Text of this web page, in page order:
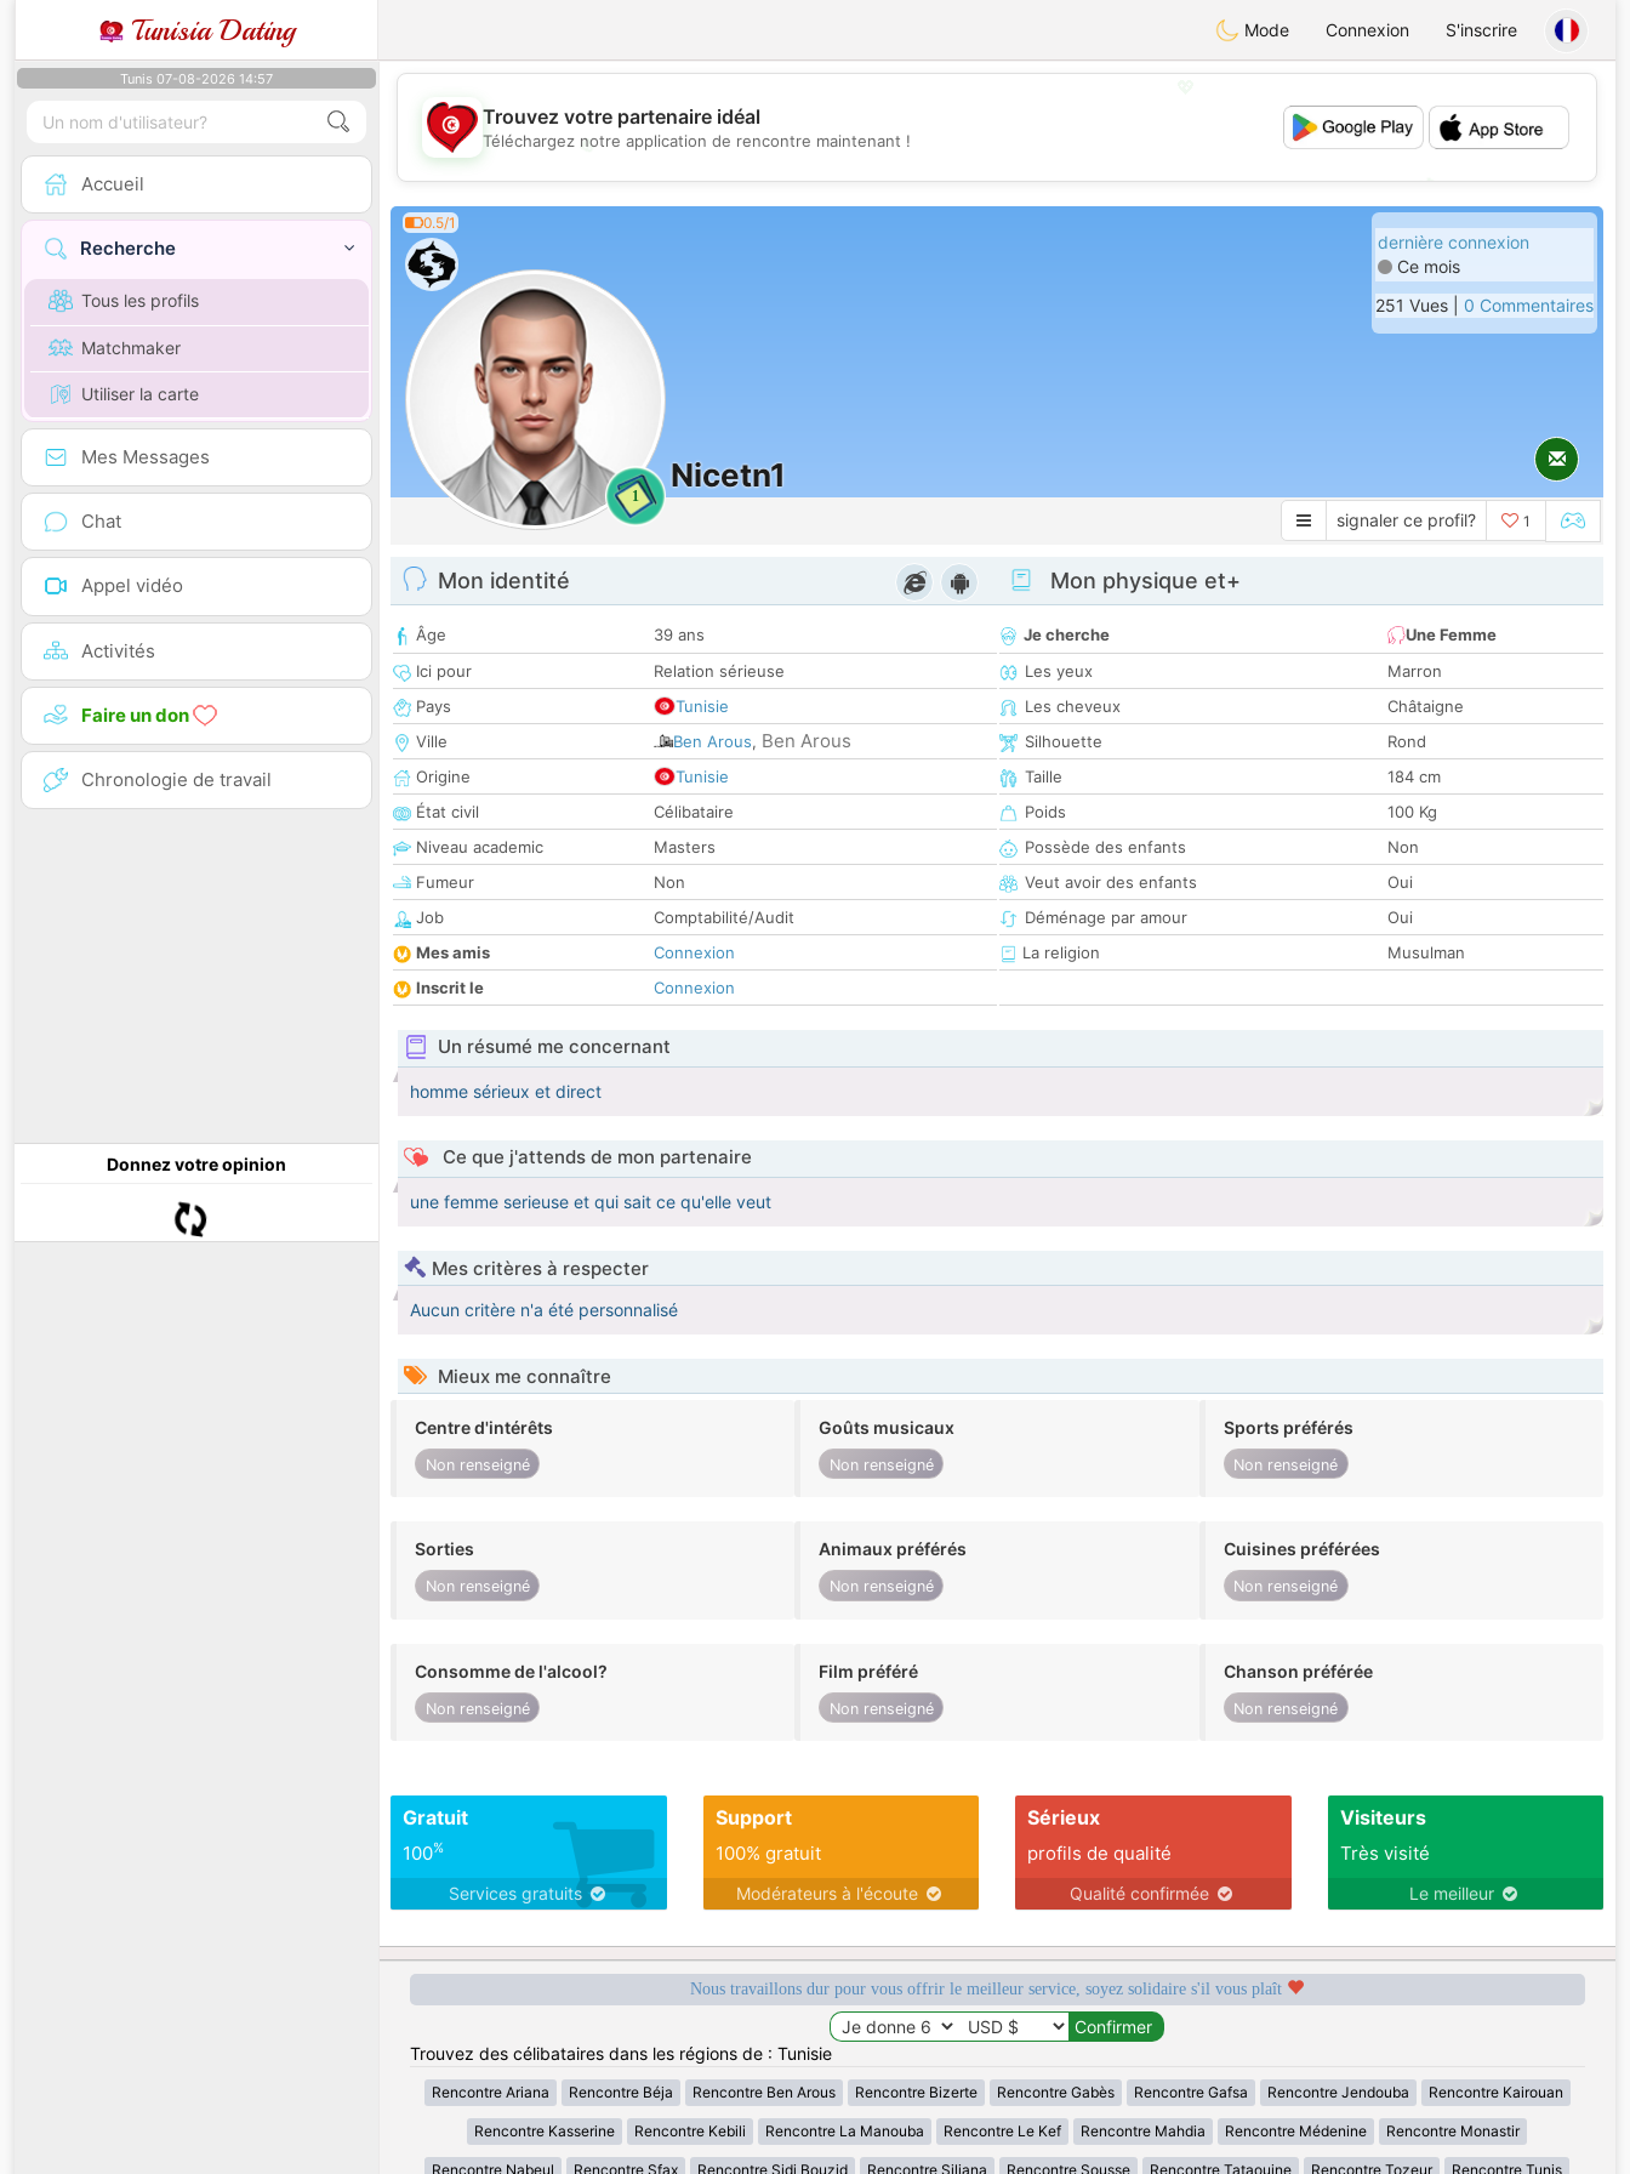
Tunisia Dating Mode Connexion S'inscrire
Tunis 07-08-2026 14:57
Accueil
Recherche
Tous les profils
Matchmaker
Utiliser la carte
Mes Messages
Chat
Appel vidéo
Activités
Faire un don
Chronologie de travail
Donnez votre opinion
💖
💕
Trouvez votre partenaire idéal
Téléchargez notre application de rencontre maintenant !
0.5/1
1
Nicetn1
dernière connexion
Ce mois
251 Vues | 0 Commentaires
signaler ce profil? 1
Mon identité
Âge
39 ans
Ici pour
Relation sérieuse
Pays
Tunisie
Ville
Ben Arous, Ben Arous
Origine
Tunisie
État civil
Célibataire
Niveau academic
Masters
Fumeur
Non
Job
Comptabilité/Audit
Mes amis
Connexion
Inscrit le
Connexion
Mon physique et+
Je cherche
Une Femme
Les yeux
Marron
Les cheveux
Châtaigne
Silhouette
Rond
Taille
184 cm
Poids
100 Kg
Possède des enfants
Non
Veut avoir des enfants
Oui
Déménage par amour
Oui
La religion
Musulman
Un résumé me concernant
homme sérieux et direct
Ce que j'attends de mon partenaire
une femme serieuse et qui sait ce qu'elle veut
Mes critères à respecter
Aucun critère n'a été personnalisé
Mieux me connaître
Centre d'intérêts
Non renseigné
Goûts musicaux
Non renseigné
Sports préférés
Non renseigné
Sorties
Non renseigné
Animaux préférés
Non renseigné
Cuisines préférées
Non renseigné
Consomme de l'alcool?
Non renseigné
Film préféré
Non renseigné
Chanson préférée
Non renseigné
Gratuit
100%
Services gratuits
Support
100% gratuit
Modérateurs à l'écoute
Sérieux
profils de qualité
Qualité confirmée
Visiteurs
Très visité
Le meilleur
Nous travaillons dur pour vous offrir le meilleur service, soyez solidaire s'il vous plaît
Trouvez des célibataires dans les régions de : Tunisie
Rencontre Ariana Rencontre Béja Rencontre Ben Arous Rencontre Bizerte Rencontre Gabès Rencontre Gafsa Rencontre Jendouba Rencontre Kairouan
Rencontre Kasserine Rencontre Kebili Rencontre La Manouba Rencontre Le Kef Rencontre Mahdia Rencontre Médenine Rencontre Monastir
Rencontre Nabeul Rencontre Sfax Rencontre Sidi Bouzid Rencontre Siliana Rencontre Sousse Rencontre Tataouine Rencontre Tozeur Rencontre Tunis